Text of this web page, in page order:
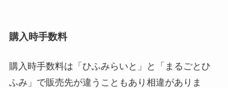
購入時手数料
購入時手数料は「ひふみらいと」と「まるごとひ
ふみ」で販売先が違うこともあり相違がありま